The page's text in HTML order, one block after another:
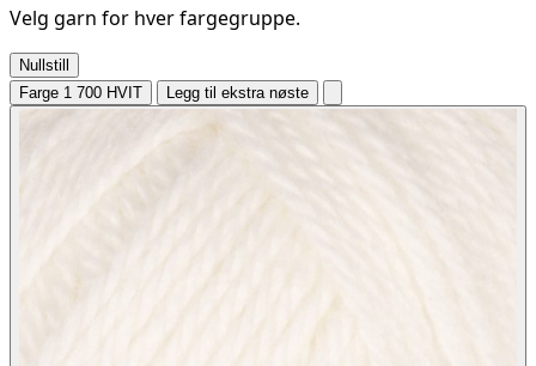
Velg garn for hver fargegruppe.
Nullstill
Farge 1 700 HVIT Legg til ekstra nøste